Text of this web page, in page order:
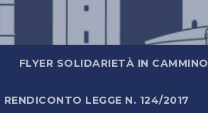
FLYER SOLIDARIETÀ IN CAMMINO
RENDICONTO LEGGE N. 124/2017